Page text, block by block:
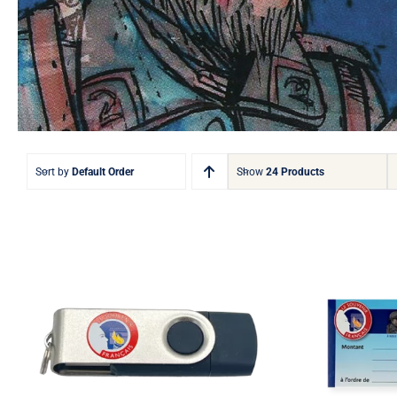
Sort by Default Order Show 24 Products
Clé USB